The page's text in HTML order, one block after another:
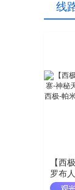
线
【西
罗布
洞-漫